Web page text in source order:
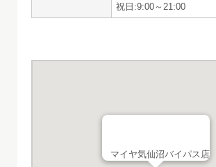
祝日:9:00～21:00
マイヤ気仙沼バイパス店